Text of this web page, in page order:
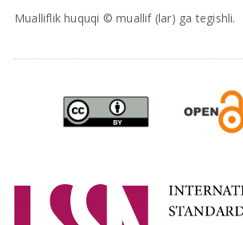
Mualliflik huquqi © muallif (lar) ga tegishli.